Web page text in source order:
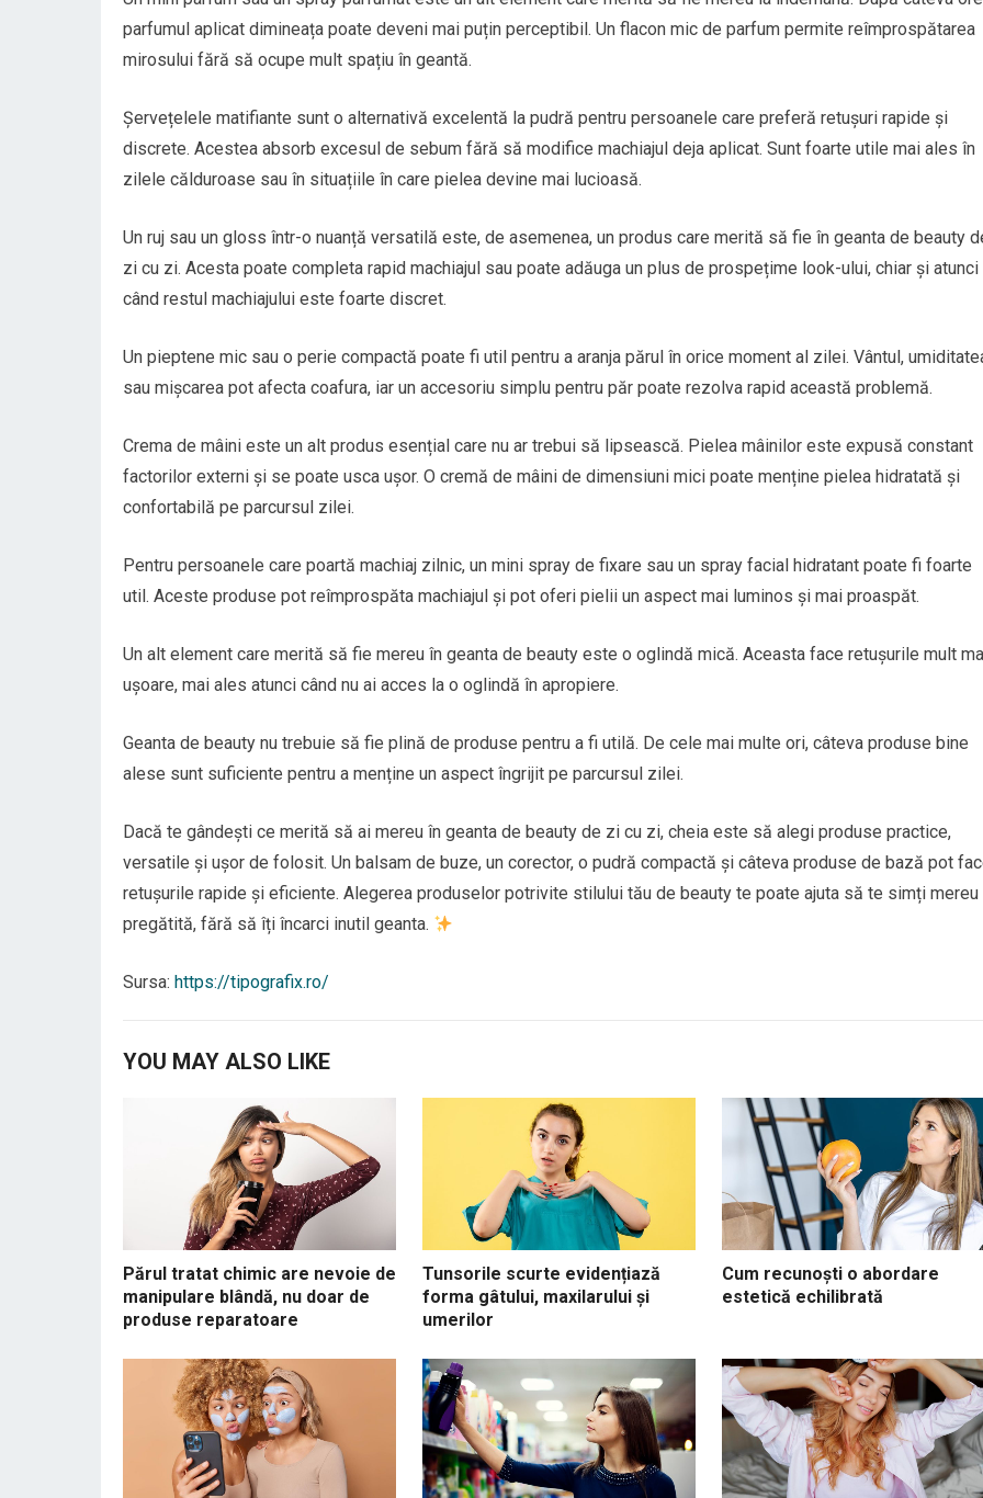
parfumul aplicat dimineața poate deveni mai puțin perceptibil. Un flacon mic de parfum permite reîmprospătarea
mirosului fără să ocupe mult spațiu în geantă.
Șervețelele matifiante sunt o alternativă excelentă la pudră pentru persoanele care preferă retușuri rapide și
discrete. Acestea absorb excesul de sebum fără să modifice machiajul deja aplicat. Sunt foarte utile mai ales în
zilele călduroase sau în situațiile în care pielea devine mai lucioasă.
Un ruj sau un gloss într-o nuanță versatilă este, de asemenea, un produs care merită să fie în geanta de beauty
zi cu zi. Acesta poate completa rapid machiajul sau poate adăuga un plus de prospețime look-ului, chiar și atunci
când restul machiajului este foarte discret.
Un pieptene mic sau o perie compactă poate fi util pentru a aranja părul în orice moment al zilei. Vântul,
sau mișcarea pot afecta coafura, iar un accesoriu simplu pentru păr poate rezolva rapid această problemă.
Crema de mâini este un alt produs esențial care nu ar trebui să lipsească. Pielea mâinilor este expusă constant
factorilor externi și se poate usca ușor. O cremă de mâini de dimensiuni mici poate menține pielea hidratată și
confortabilă pe parcursul zilei.
Pentru persoanele care poartă machiaj zilnic, un mini spray de fixare sau un spray facial hidratant poate fi foarte
util. Aceste produse pot reîmprospăta machiajul și pot oferi pielii un aspect mai luminos și mai proaspăt.
Un alt element care merită să fie mereu în geanta de beauty este o oglindă mică. Aceasta face retușurile mult
ușoare, mai ales atunci când nu ai acces la o oglindă în apropiere.
Geanta de beauty nu trebuie să fie plină de produse pentru a fi utilă. De cele mai multe ori, câteva produse bine
alese sunt suficiente pentru a menține un aspect îngrijit pe parcursul zilei.
Dacă te gândești ce merită să ai mereu în geanta de beauty de zi cu zi, cheia este să alegi produse practice,
versatile și ușor de folosit. Un balsam de buze, un corector, o pudră compactă și câteva produse de bază pot
retușurile rapide și eficiente. Alegerea produselor potrivite stilului tău de beauty te poate ajuta să te simți mereu
pregătită, fără să îți încarci inutil geanta.
Sursa: https://tipografix.ro/
YOU MAY ALSO LIKE
Părul tratat chimic are nevoie de
manipulare blândă, nu doar de
produse reparatoare
Tunsorile scurte evidențiază
forma gâtului, maxilarului și
umerilor
Cum recunoști o abordare
estetică echilibrată